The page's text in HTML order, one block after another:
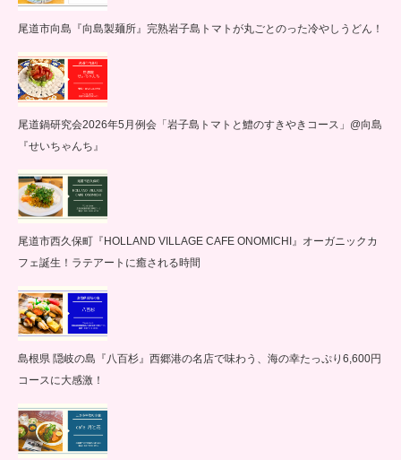
尾道市向島『向島製麺所』完熟岩子島トマトが丸ごとのった冷やしうどん！
尾道鍋研究会2026年5月例会「岩子島トマトと鱧のすきやきコース」@向島
『せいちゃんち』
尾道市西久保町『HOLLAND VILLAGE CAFE ONOMICHI』オーガニックカ
フェ誕生！ラテアートに癒される時間
島根県 隠岐の島『八百杉』西郷港の名店で味わう、海の幸たっぷり6,600円
コースに大感激！